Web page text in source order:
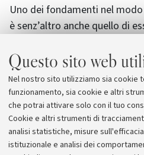
Questo sito web
Nel nostro sito utilizziamo sia cookie
funzionamento, sia cookie e altri
che potrai attivare solo con il tuo
Cookie e altri strumenti di
analisi statistiche, misure
istituzionale e analisi dei
Uno dei fondamenti nel
è senz’altro anche quello di
educative si stanno
come sarebbe giusto
studenti certi temi: la pace è
condiviso, un valore